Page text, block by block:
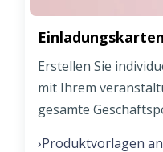
Einladungskarten
Erstellen Sie
mit Ihrem
gesamte
›Produktvorlagen